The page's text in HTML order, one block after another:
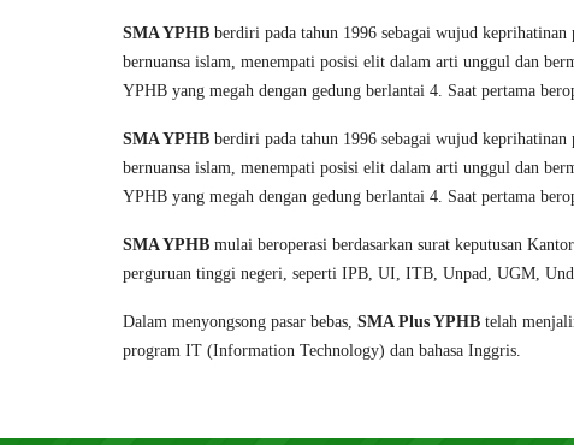
SMA YPHB berdiri pada tahun 1996 sebagai wujud
bernuansa islam, menempati posisi elit dalam arti unggul dan
YPHB yang megah dengan gedung berlantai 4. Saat pertama
SMA YPHB berdiri pada tahun 1996 sebagai wujud
bernuansa islam, menempati posisi elit dalam arti unggul dan
YPHB yang megah dengan gedung berlantai 4. Saat pertama
SMA YPHB mulai beroperasi berdasarkan surat keputusan
perguruan tinggi negeri, seperti IPB, UI, ITB, Unpad, UGM,
Dalam menyongsong pasar bebas, SMA Plus YPHB telah
program IT (Information Technology) dan bahasa Inggris.